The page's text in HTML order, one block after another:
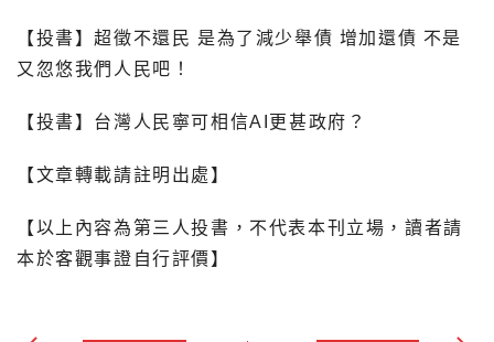
【投書】超徵不還民 是為了減少舉債 增加還債 不是
又忽悠我們人民吧！
【投書】台灣人民寧可相信AI更甚政府？
【文章轉載請註明出處】
【以上內容為第三人投書，不代表本刊立場，讀者請
本於客觀事證自行評價】